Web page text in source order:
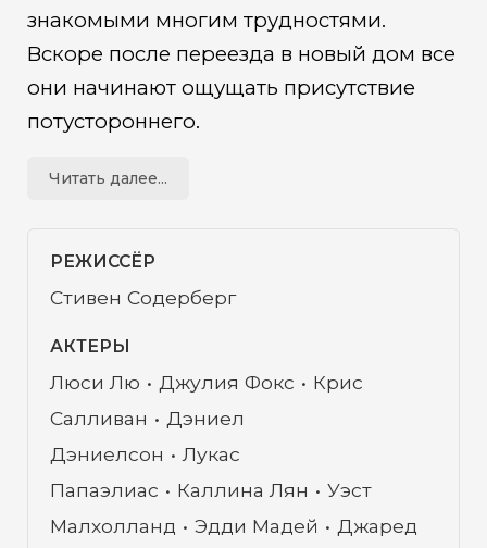
знакомыми многим трудностями.
Вскоре после переезда в новый дом все
они начинают ощущать присутствие
потустороннего.
Читать далее...
РЕЖИССЁР
Стивен Содерберг
АКТЕРЫ
Люси Лю Джулия Фокс
Крис
Салливан
Дэниел
Дэниелсон
Лукас
Папаэлиас
Каллина Лян
Уэст
Малхолланд
Эдди Мадей
Джаред